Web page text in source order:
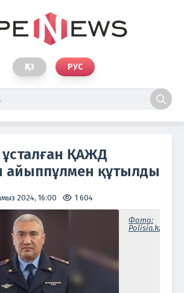
ҚАЗ РУС
ҚАЖД
айыппұлмен құтылды
2024, 16:00 1 604
Фото:
Polisia.kz